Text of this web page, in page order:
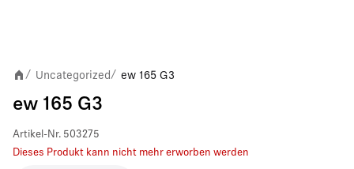
/ Uncategorized / ew 165 G3
ew 165 G3
Artikel-Nr. 503275
Dieses Produkt kann nicht mehr erworben werden